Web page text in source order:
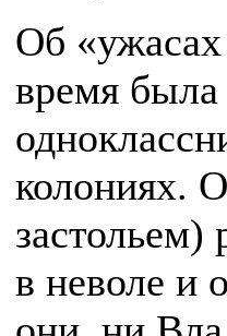
Об
время
колониях.
в неволе и